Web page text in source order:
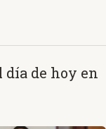
de hoy en